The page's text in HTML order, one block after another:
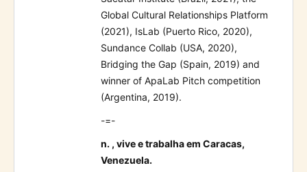
Global Cultural Relationships Platform
(2021), IsLab (Puerto Rico, 2020),
Sundance Collab (USA, 2020),
Bridging the Gap (Spain, 2019) and
winner of ApaLab Pitch competition
(Argentina, 2019).
-=-
n. , vive e trabalha em Caracas,
Venezuela.